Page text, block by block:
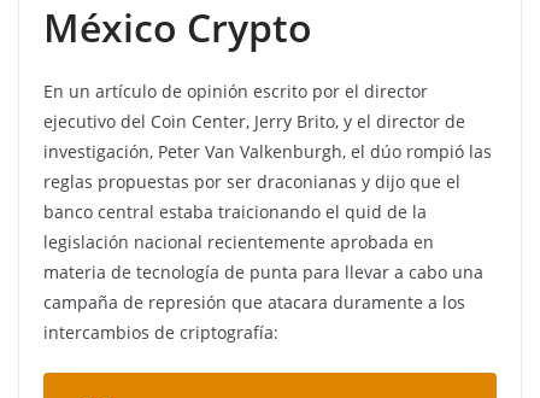
México Crypto
En un artículo de opinión escrito por el director
ejecutivo del Coin Center, Jerry Brito, y el director de
investigación, Peter Van Valkenburgh, el dúo rompió las
reglas propuestas por ser draconianas y dijo que el
banco central estaba traicionando el quid de la
legislación nacional recientemente aprobada en
materia de tecnología de punta para llevar a cabo una
campaña de represión que atacara duramente a los
intercambios de criptografía: